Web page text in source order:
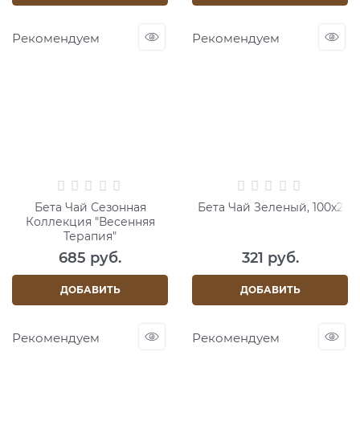
Рекомендуем
Бета Чай Сезонная
Коллекция "Весенняя
Терапия"
685 руб.
ДОБАВИТЬ
Рекомендуем
Бета Чай Зеленый, 100x2
321 руб.
ДОБАВИТЬ
Рекомендуем Рекомендуем